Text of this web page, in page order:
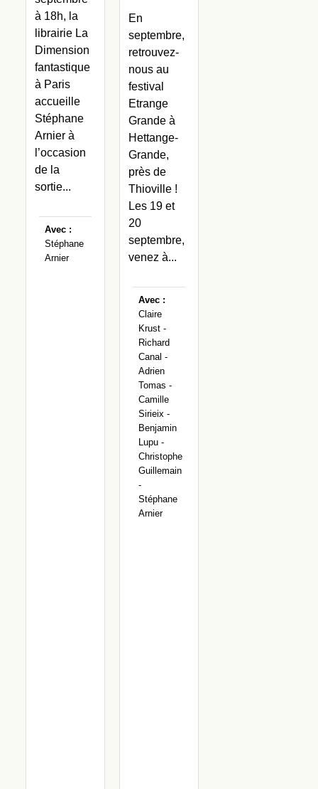
à 18h, la
librairie La
Dimension
fantastique
à Paris
accueille
Stéphane
Arnier à
l’occasion
de la
sortie...
Avec :
Stéphane
Arnier
En
septembre,
retrouvez-
nous au
festival
Etrange
Grande à
Hettange-
Grande,
près de
Thioville !
Les 19 et
20
septembre,
venez à...
Avec :
Claire
Krust -
Richard
Canal -
Adrien
Tomas -
Camille
Sirieix -
Benjamin
Lupu -
Christophe
Guillemain
-
Stéphane
Arnier